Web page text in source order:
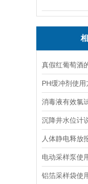
真假红葡萄酒
PH缓冲剂使用
消毒液有效氯
人体静电释放
电动采样泵使
铝箔采样袋使